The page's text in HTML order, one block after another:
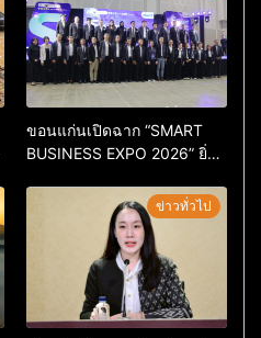
ขอนแก่นเปิดฉาก “SMART
BUSINESS EXPO 2026” ยิ่ง
ยกระดับเศรษฐกิจดิจิทัลอีสาน
ข่าวทั่วไป